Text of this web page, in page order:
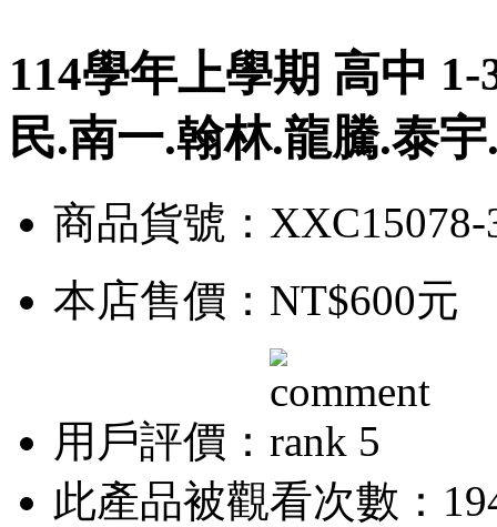
114學年上學期 高中
民.南一.翰林.龍騰.泰
商品貨號：XXC15078-
本店售價： NT$600元
用戶評價：
此產品被觀看次數：